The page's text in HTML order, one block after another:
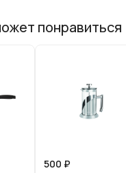
понравиться
500 ₽